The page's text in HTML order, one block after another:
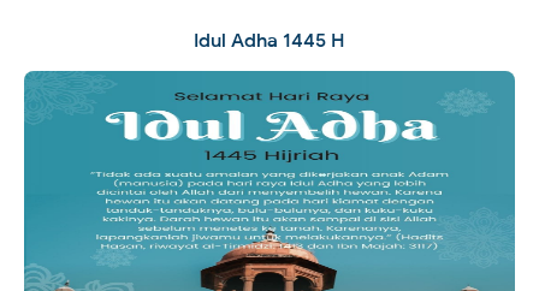
Idul Adha 1445 H